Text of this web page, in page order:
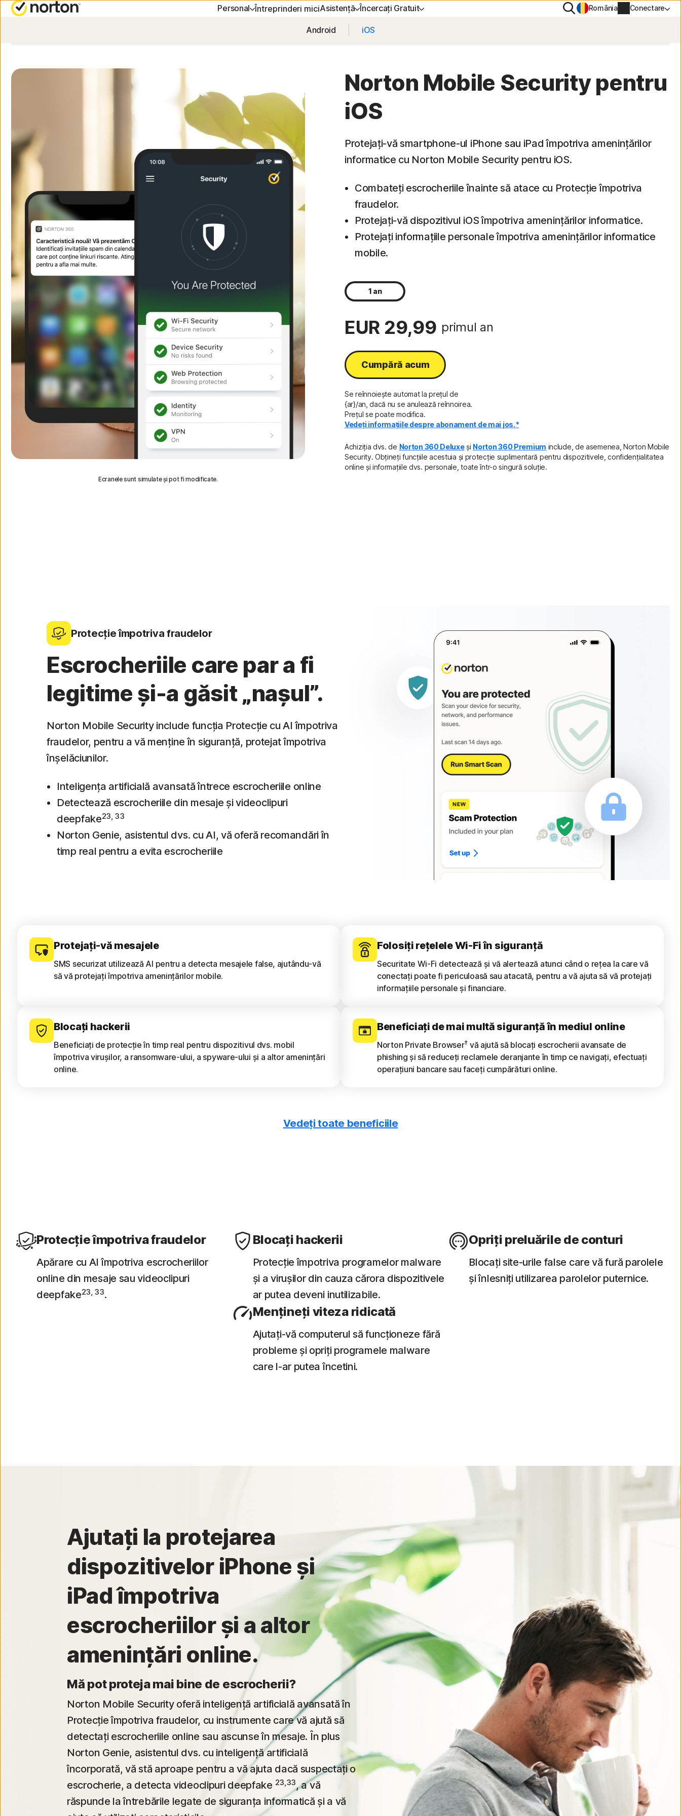
Personal
Norton 360 Premium
Norton 360 Deluxe
Norton 360 Standard
Norton 360 for Gamers
SECURITATE DISPOZITIV
Norton Mobile Security pentru
Android™
iOS™
Întreprinderi miciAsistență
ÎNVĂȚAȚI
Încercați Gratuit
ÎNCERCAȚI GRATUIT
CăutareRomânia Conectare
Reînnoire
Android iOS
Ecranele sunt simulate și pot fi modificate.
Norton Mobile Security pentru
iOS
Protejați-vă smartphone-ul iPhone sau iPad împotriva amenințărilor
informatice cu Norton Mobile Security pentru iOS.
Combateți escrocheriile înainte să atace cu Protecție împotriva
fraudelor.
Protejați-vă dispozitivul iOS împotriva amenințărilor informatice.
Protejați informațiile personale împotriva amenințărilor informatice
mobile.
1 an
EUR 29,99 primul an
Cumpără acum
Se reînnoiește automat la prețul de
{ar}/an, dacă nu se anulează reînnoirea.
Prețul se poate modifica.
Vedeți informațiile despre abonament de mai jos.*
Achiziția dvs. de Norton 360 Deluxeși Norton 360 Premium include, de asemenea, Norton Mobile
Security. Obțineți funcțiile acestuia și protecție suplimentară pentru dispozitivele, confidențialitatea
online și informațiile dvs. personale, toate într-o singură soluție.
Protecție împotriva fraudelor
Escrocheriile care par a fi
legitime și-a găsit „nașul”.
Norton Mobile Security include funcția Protecție cu AI împotriva
fraudelor, pentru a vă menține în siguranță, protejat împotriva
înșelăciunilor.
Inteligența artificială avansată întrece escrocheriile online
Detectează escrocheriile din mesaje și videoclipuri
deepfake23, 33
Norton Genie, asistentul dvs. cu AI, vă oferă recomandări în
timp real pentru a evita escrocheriile
Protejați-vă mesajele
SMS securizat utilizează AI pentru a detecta mesajele false, ajutându-vă
să vă protejați împotriva amenințărilor mobile.
Folosiți rețelele Wi-Fi în siguranță
Securitate Wi-Fi detectează și vă alertează atunci când o rețea la care vă
conectați poate fi periculoasă sau atacată, pentru a vă ajuta să vă protejați
informațiile personale și financiare.
Blocați hackerii
Beneficiați de protecție în timp real pentru dispozitivul dvs. mobil
împotriva virușilor, a ransomware-ului, a spyware-ului și a altor amenințări
online.
Beneficiați de mai multă siguranță în mediul online
Norton Private Browser† vă ajută să blocați escrocherii avansate de
phishing și să reduceți reclamele deranjante în timp ce navigați, efectuați
operațiuni bancare sau faceți cumpărături online.
Securizați-vă calendarul
Vedeți toate beneficiile
Protecție împotriva fraudelor
Apărare cu AI împotriva escrocheriilor
online din mesaje sau videoclipuri
deepfake23, 33.
Blocați hackerii
Protecție împotriva programelor malware
și a virușilor din cauza cărora dispozitivele
ar putea deveni inutilizabile.
Opriți preluările de conturi
Blocați site-urile false care vă fură parolele
și înlesniți utilizarea parolelor puternice.
Mențineți viteza ridicată
Ajutați-vă computerul să funcționeze fără
probleme și opriți programele malware
care l-ar putea încetini.
Ajutați la protejarea
dispozitivelor iPhone și
iPad împotriva
escrocheriilor și a altor
amenințări online.
Mă pot proteja mai bine de escrocherii?
Norton Mobile Security oferă inteligență artificială avansată în
Protecție împotriva fraudelor, cu instrumente care vă ajută să
detectați escrocheriile online sau ascunse în mesaje. În plus
Norton Genie, asistentul dvs. cu inteligență artificială
încorporată, vă stă aproape pentru a vă ajuta dacă suspectați o
escrocherie, a detecta videoclipuri deepfake 23,33, a vă
răspunde la întrebările legate de siguranța informatică și a vă